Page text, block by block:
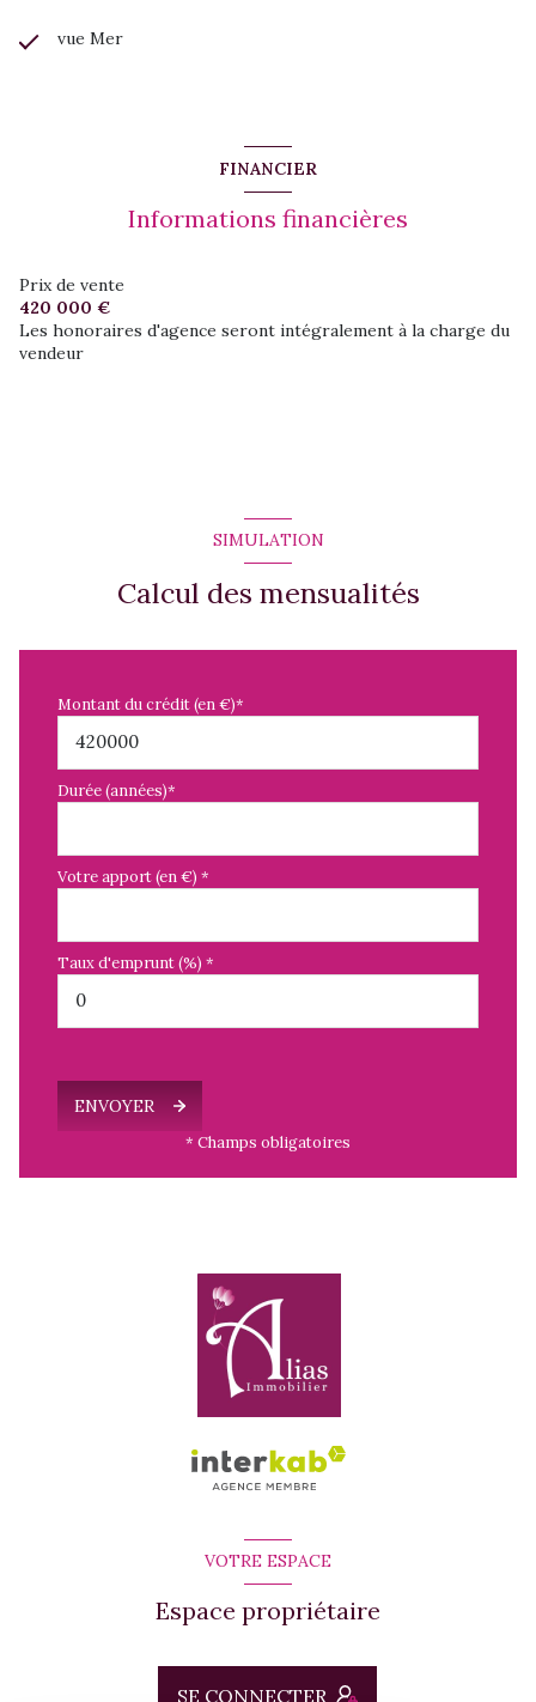
vue Mer
FINANCIER
Informations financières
Prix de vente
420 000 €
Les honoraires d'agence seront intégralement à la charge du
vendeur
SIMULATION
Calcul des mensualités
Montant du crédit (en €)*
Durée (années)*
Votre apport (en €) *
Taux d'emprunt (%) *
ENVOYER
* Champs obligatoires
VOTRE ESPACE
Espace propriétaire
SE CONNECTER